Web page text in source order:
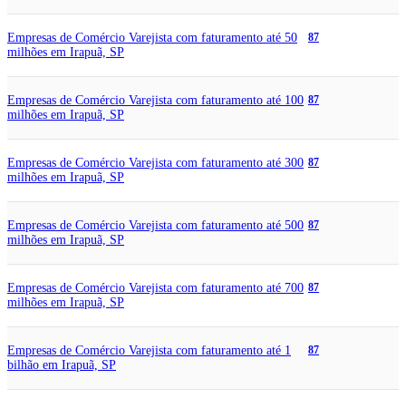
Empresas de Comércio Varejista com faturamento até 50
milhões em Irapuã, SP
87
Empresas de Comércio Varejista com faturamento até 100
milhões em Irapuã, SP
87
Empresas de Comércio Varejista com faturamento até 300
milhões em Irapuã, SP
87
Empresas de Comércio Varejista com faturamento até 500
milhões em Irapuã, SP
87
Empresas de Comércio Varejista com faturamento até 700
milhões em Irapuã, SP
87
Empresas de Comércio Varejista com faturamento até 1
bilhão em Irapuã, SP
87